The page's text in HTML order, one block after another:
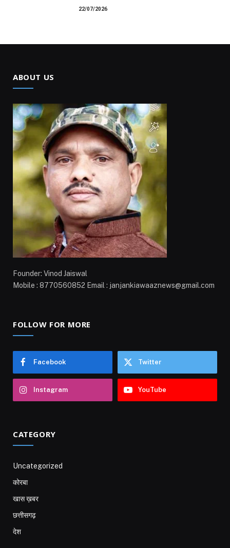
22/07/2026
ABOUT US
Founder: Vinod Jaiswal
Mobile : 8770560852 Email : janjankiawaaznews@gmail.com
FOLLOW FOR MORE
Facebook Twitter
Instagram YouTube
CATEGORY
Uncategorized
कोरबा
खास ख़बर
छत्तीसगढ़
देश